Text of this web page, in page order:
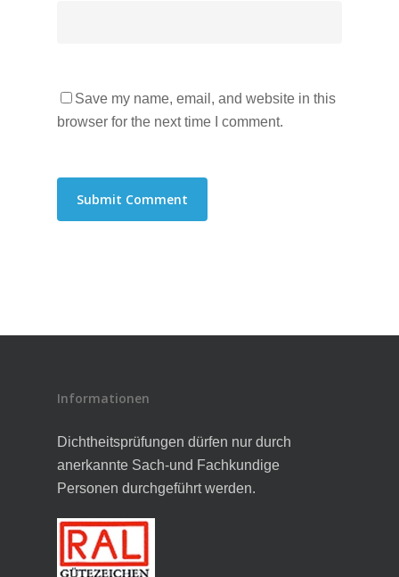
Save my name, email, and website in this
browser for the next time I comment.
Informationen
Dichtheitsprüfungen dürfen nur durch
anerkannte Sach-und Fachkundige
Personen durchgeführt werden.